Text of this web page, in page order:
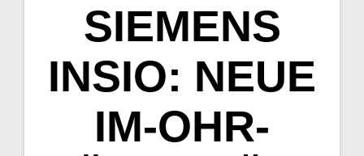
SIEMENS
INSIO: NEUE
IM-OHR-